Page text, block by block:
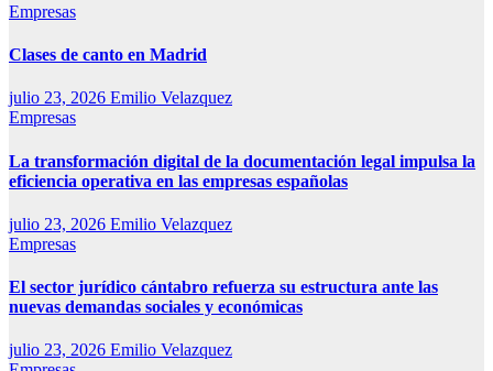
Empresas
Clases de canto en Madrid
julio 23, 2026 Emilio Velazquez
Empresas
La transformación digital de la documentación legal impulsa la
eficiencia operativa en las empresas españolas
julio 23, 2026 Emilio Velazquez
Empresas
El sector jurídico cántabro refuerza su estructura ante las
nuevas demandas sociales y económicas
julio 23, 2026 Emilio Velazquez